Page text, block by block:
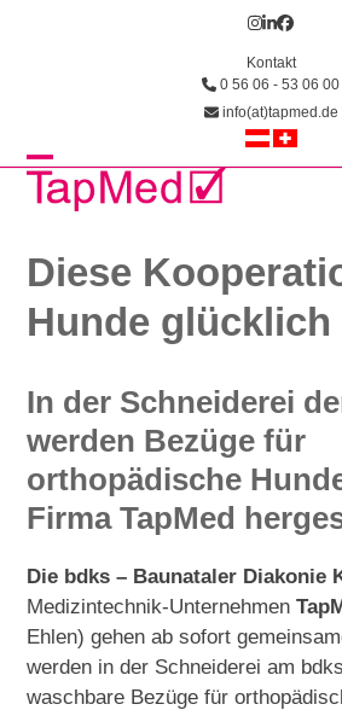
Instagram
LinkedIn
Kontakt
0 56 06 - 53 06 00
info(at)tapmed.de
Open
menu
Close
menu
Diese
Hunde glücklich
In der Schneiderei
werden Bezüge für
orthopädische
Firma TapMed
Die bdks – Baunataler Diakonie
Medizintechnik-Unternehmen
Ehlen) gehen ab sofort
werden in der Schneiderei am
waschbare Bezüge für